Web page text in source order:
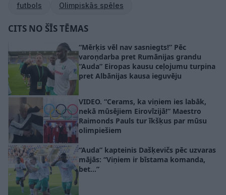
futbols Olimpiskās spēles
CITS NO ŠĪS TĒMAS
“Mērķis vēl nav sasniegts!” Pēc
varoņdarba pret Rumānijas grandu
“Auda” Eiropas kausu ceļojumu turpina
pret Albānijas kausa ieguvēju
VIDEO. “Cerams, ka viņiem ies labāk,
nekā mūsējiem Eirovīzijā!” Maestro
Raimonds Pauls tur īkšķus par mūsu
olimpiešiem
“Auda” kapteinis Dašķevičs pēc uzvaras
mājās: “Viņiem ir bīstama komanda,
bet…”